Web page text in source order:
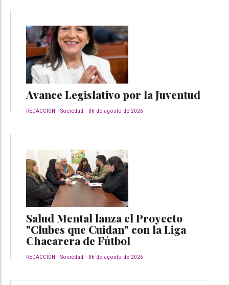
Avance Legislativo por la Juventud
REDACCIÓN Sociedad 06 de agosto de 2026
Salud Mental lanza el Proyecto
"Clubes que Cuidan" con la Liga
Chacarera de Fútbol
REDACCIÓN Sociedad 06 de agosto de 2026